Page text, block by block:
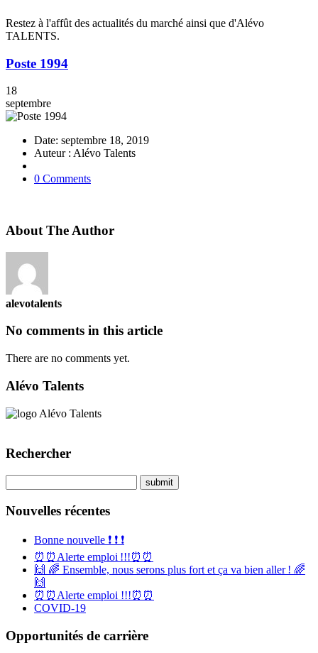
Restez à l'affût des actualités du marché ainsi que d'Alévo
TALENTS.
Poste 1994
18
septembre
Date: septembre 18, 2019
Auteur : Alévo Talents
0 Comments
About The Author
alevotalents
No comments in this article
There are no comments yet.
Alévo Talents
Rechercher
Nouvelles récentes
Bonne nouvelle ❗️ ❗️ ❗️
⏰⏰Alerte emploi !!!⏰⏰
🙌 🌈 Ensemble, nous serons plus fort et ça va bien aller ! 🌈
🙌
⏰⏰Alerte emploi !!!⏰⏰
COVID-19
Opportunités de carrière